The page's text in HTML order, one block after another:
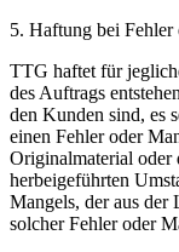
5. Haftung bei Fehler
TTG haftet für
des Auftrags
den Kunden sind, es
einen Fehler oder
Originalmaterial oder
herbeigeführten
Mangels, der aus der
solcher Fehler oder